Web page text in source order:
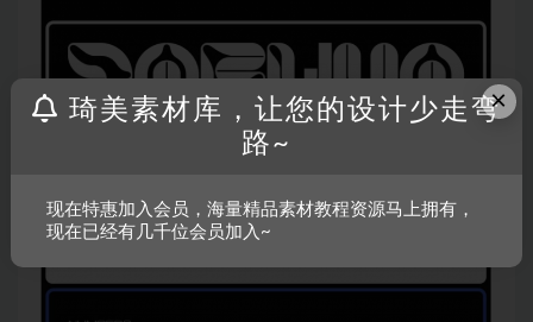
×
琦美素材库，让您的设计少走弯
路~
现在特惠加入会员，海量精品素材教程资源马上拥有，
现在已经有几千位会员加入~